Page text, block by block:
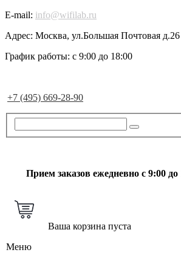
E-mail: info@wifilab.ru
Адрес: Москва, ул.Большая Почтовая
График работы: с 9:00 до 18:00
+7 (495) 669-28-90
Прием заказов ежедневно с 9:00 до
Ваша корзина пуста
Меню